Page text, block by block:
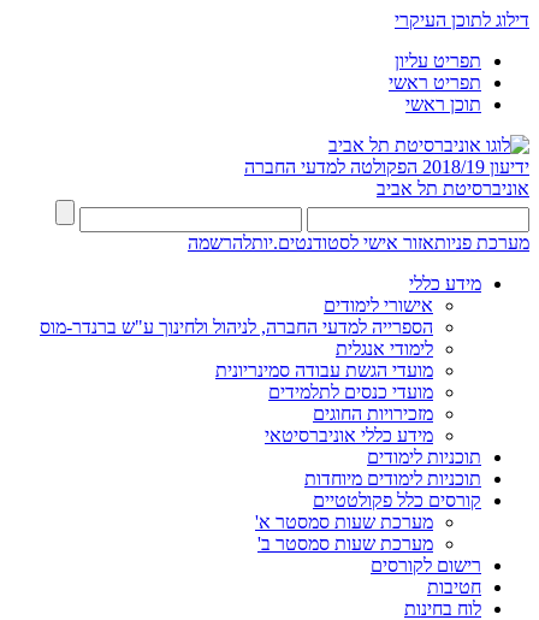
דילוג לתוכן העיקרי
תפריט עליון
תפריט ראשי
תוכן ראשי
ידיעון 2018/19
הפקולטה למדעי החברה
אוניברסיטת תל אביב
מערכת פניותאזור אישי לסטודנטים.יותלהרשמה
מידע כללי
אישורי לימודים
הספרייה למדעי החברה, לניהול ולחינוך ע"ש ברנדר-מוס
לימודי אנגלית
מועדי הגשת עבודה סמינריונית
מועדי כנסים לתלמידים
מזכירויות החוגים
מידע כללי אוניברסיטאי
תוכניות לימודים
תוכניות לימודים מיוחדות
קורסים כלל פקולטטיים
מערכת שעות סמסטר א'
מערכת שעות סמסטר ב'
רישום לקורסים
חטיבות
לוח בחינות